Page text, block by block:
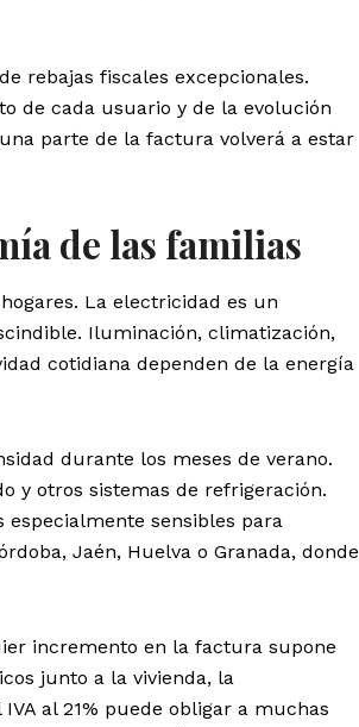
rebajas fiscales excepcionales.
de cada usuario y de la evolución
parte de la factura volverá a estar
de las familias
La electricidad es un
Iluminación, climatización,
cotidiana dependen de la energía
durante los meses de verano.
y otros sistemas de refrigeración.
especialmente sensibles para
Jaén, Huelva o Granada, donde
incremento en la factura supone
junto a la vivienda, la
al 21% puede obligar a muchas